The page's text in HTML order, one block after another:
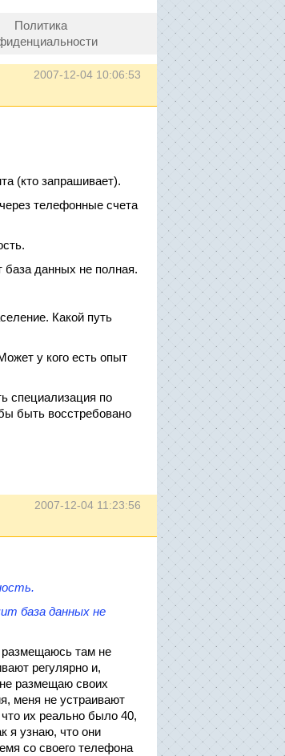
Политика
2007-12-04 10:06:53
(кто запрашивает).
телефонные счета
данных не полная.
Какой путь
у кого есть опыт
специализация по
быть восстребовано
2007-12-04 11:23:56
база данных не
размещаюсь там не
регулярно и,
размещаю своих
меня не устраивают
их реально было 40,
узнаю, что они
со своего телефона